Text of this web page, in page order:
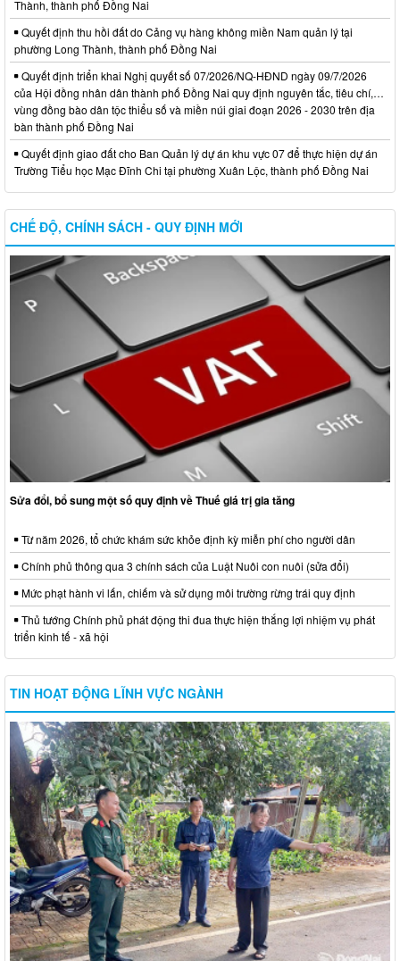
Thành, thành phố Đồng Nai
Quyết định thu hồi đất do Cảng vụ hàng không miền Nam quản lý tại
phường Long Thành, thành phố Đồng Nai
Quyết định triển khai Nghị quyết số 07/2026/NQ-HĐND ngày 09/7/2026
của Hội đồng nhân dân thành phố Đồng Nai quy định nguyên tắc, tiêu chí,…
vùng đồng bào dân tộc thiểu số và miền núi giai đoạn 2026 - 2030 trên địa
bàn thành phố Đồng Nai
Quyết định giao đất cho Ban Quản lý dự án khu vực 07 để thực hiện dự án
Trường Tiểu học Mạc Đĩnh Chi tại phường Xuân Lộc, thành phố Đồng Nai
CHẾ ĐỘ, CHÍNH SÁCH - QUY ĐỊNH MỚI
Sửa đổi, bổ sung một số quy định về Thuế giá trị gia tăng
Từ năm 2026, tổ chức khám sức khỏe định kỳ miễn phí cho người dân
Chính phủ thông qua 3 chính sách của Luật Nuôi con nuôi (sửa đổi)
Mức phạt hành vi lấn, chiếm và sử dụng môi trường rừng trái quy định
Thủ tướng Chính phủ phát động thi đua thực hiện thắng lợi nhiệm vụ phát
triển kinh tế - xã hội
TIN HOẠT ĐỘNG LĨNH VỰC NGÀNH